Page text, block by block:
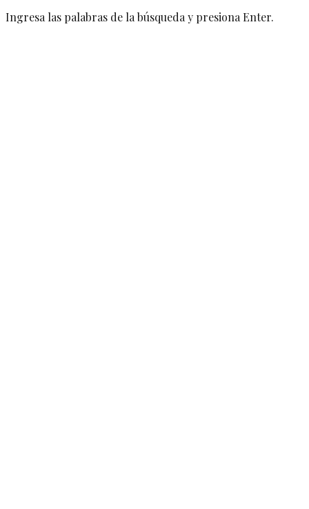
Ingresa las palabras de la búsqueda y presiona Enter.